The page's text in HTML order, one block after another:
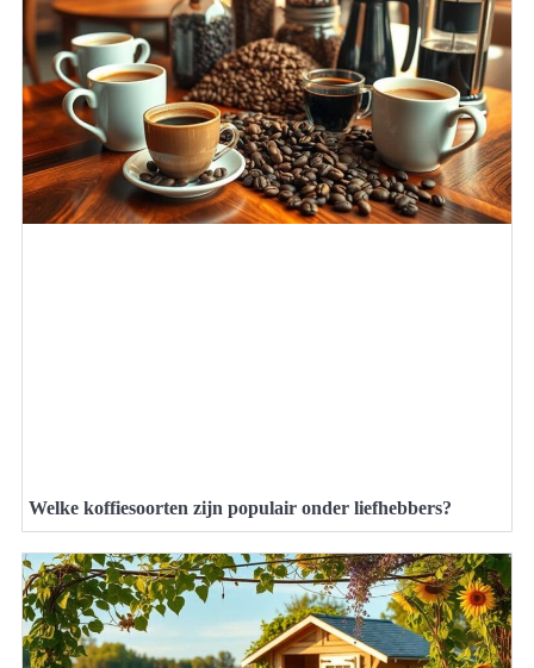
Welke koffiesoorten zijn populair onder liefhebbers?